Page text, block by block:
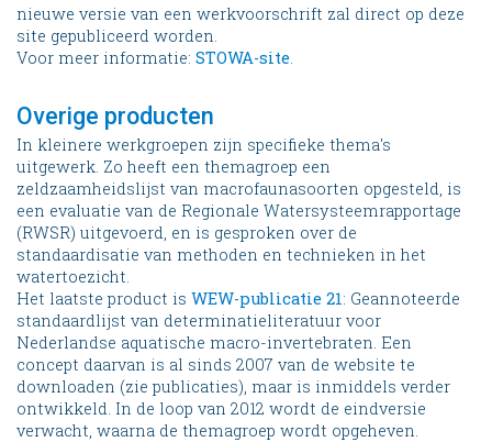
nieuwe versie van een werkvoorschrift zal direct op deze
site gepubliceerd worden.
Voor meer informatie: STOWA-site.
Overige producten
In kleinere werkgroepen zijn specifieke thema's
uitgewerk. Zo heeft een themagroep een
zeldzaamheidslijst van macrofaunasoorten opgesteld, is
een evaluatie van de Regionale Watersysteemrapportage
(RWSR) uitgevoerd, en is gesproken over de
standaardisatie van methoden en technieken in het
watertoezicht.
Het laatste product is WEW-publicatie 21: Geannoteerde
standaardlijst van determinatieliteratuur voor
Nederlandse aquatische macro-invertebraten. Een
concept daarvan is al sinds 2007 van de website te
downloaden (zie publicaties), maar is inmiddels verder
ontwikkeld. In de loop van 2012 wordt de eindversie
verwacht, waarna de themagroep wordt opgeheven.